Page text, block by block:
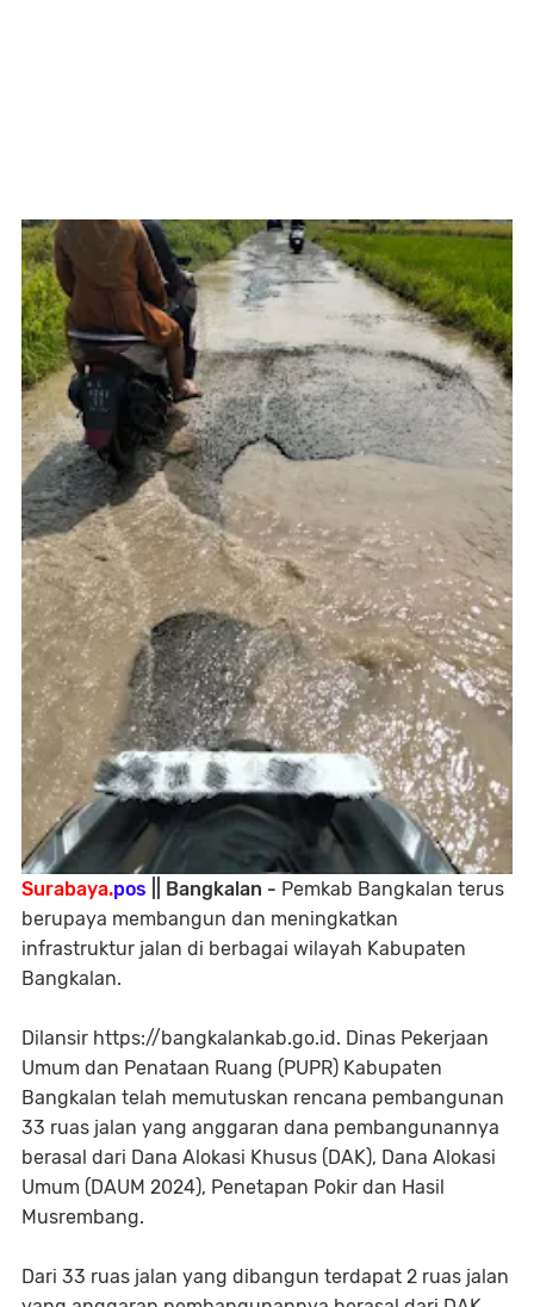
Surabaya.pos || Bangkalan - Pemkab Bangkalan terus
berupaya membangun dan meningkatkan
infrastruktur jalan di berbagai wilayah Kabupaten
Bangkalan.
Dilansir https://bangkalankab.go.id. Dinas Pekerjaan
Umum dan Penataan Ruang (PUPR) Kabupaten
Bangkalan telah memutuskan rencana pembangunan
33 ruas jalan yang anggaran dana pembangunannya
berasal dari Dana Alokasi Khusus (DAK), Dana Alokasi
Umum (DAUM 2024), Penetapan Pokir dan Hasil
Musrembang.
Dari 33 ruas jalan yang dibangun terdapat 2 ruas jalan